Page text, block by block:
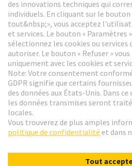
Aller à l'inscription
Social Media
France Français